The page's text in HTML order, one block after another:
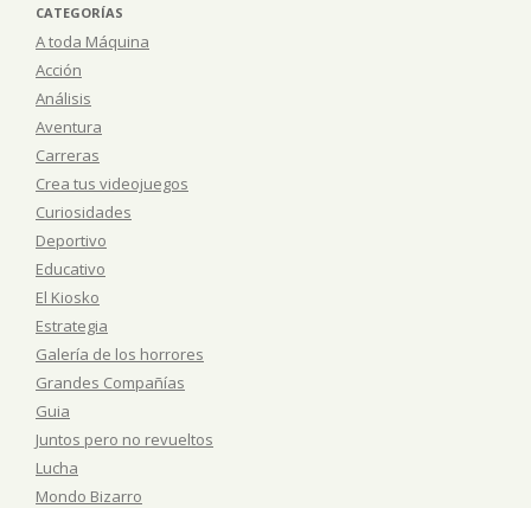
CATEGORÍAS
A toda Máquina
Acción
Análisis
Aventura
Carreras
Crea tus videojuegos
Curiosidades
Deportivo
Educativo
El Kiosko
Estrategia
Galería de los horrores
Grandes Compañías
Guia
Juntos pero no revueltos
Lucha
Mondo Bizarro